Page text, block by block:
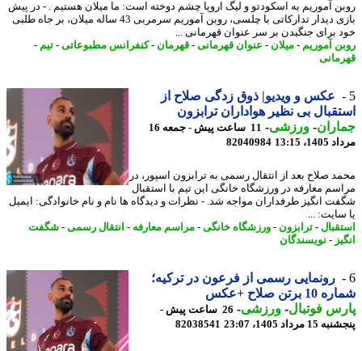
آموریم به اسکودتو و لیگ اروپا چشم دوخته است: ما میلان هستیم . - در پیش
بازی دیدار تدارکاتی با چلسی، روبن آموریم سرمربی 43 ساله میلان، بر جاه طلبی
برای جنگیدن بر سر عنوان قهرمانی ...
آموریم- میلان-عنوان قهرمانی-قهرمان -کنفرانس مطبوعاتی-تیم -
عکس و ویدیو| ذوق زدگی صلاح از
بی نظیر هواداران ترابزون
- ورزشی-
11 ساعت پیش - جمعه 16
13:15
82040984
صلاح بعد از انتقال رسمی به ترابزون اسپور، در
معارفه در ورزشگاه خانگی این تیم با استقبال
انگیز طرفداران مواجه شد. - نظرات و دیدگاه ها نام و نام خانوادگی: ایمیل
...
-ترابزون-ورزشگاه خانگی-مراسم معارفه- انتقال رسمی-شگفت
-نویسندگان
رونمایی رسمی از فرعون در ترکیه؛
صلاح +عکس
فوتبال-ورزشی-
26 ساعت پیش -
1405، 23:07
82038541